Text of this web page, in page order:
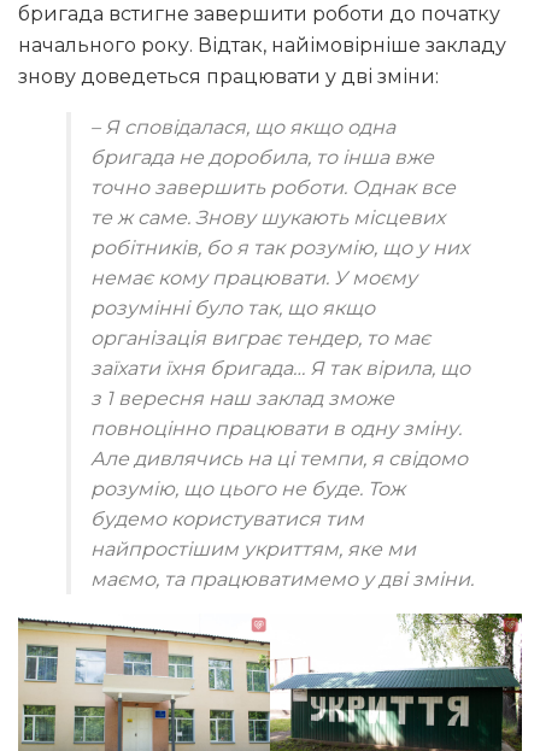
бригада встигне завершити роботи до початку
начального року. Відтак, найімовірніше закладу
знову доведеться працювати у дві зміни:
– Я сповідалася, що якщо одна
бригада не доробила, то інша вже
точно завершить роботи. Однак все
те ж саме. Знову шукають місцевих
робітників, бо я так розумію, що у них
немає кому працювати. У моєму
розумінні було так, що якщо
організація виграє тендер, то має
заїхати їхня бригада… Я так вірила, що
з 1 вересня наш заклад зможе
повноцінно працювати в одну зміну.
Але дивлячись на ці темпи, я свідомо
розумію, що цього не буде. Тож
будемо користуватися тим
найпростішим укриттям, яке ми
маємо, та працюватимемо у дві зміни.